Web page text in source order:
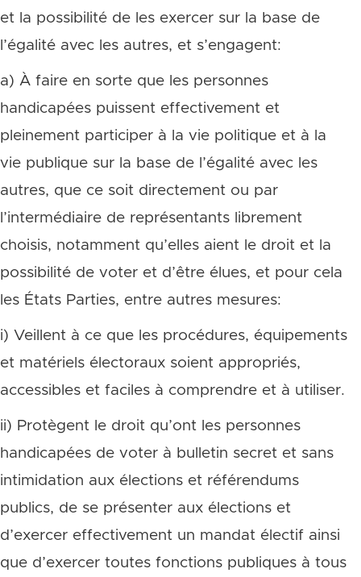
et la possibilité de les exercer sur la base de
l’égalité avec les autres, et s’engagent:
a) À faire en sorte que les personnes
handicapées puissent effectivement et
pleinement participer à la vie politique et à la
vie publique sur la base de l’égalité avec les
autres, que ce soit directement ou par
l’intermédiaire de représentants librement
choisis, notamment qu’elles aient le droit et la
possibilité de voter et d’être élues, et pour cela
les États Parties, entre autres mesures:
i) Veillent à ce que les procédures, équipements
et matériels électoraux soient appropriés,
accessibles et faciles à comprendre et à utiliser.
ii) Protègent le droit qu’ont les personnes
handicapées de voter à bulletin secret et sans
intimidation aux élections et référendums
publics, de se présenter aux élections et
d’exercer effectivement un mandat électif ainsi
que d’exercer toutes fonctions publiques à tous